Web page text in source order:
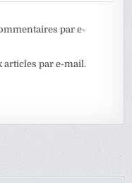
par e-
articles par e-mail.